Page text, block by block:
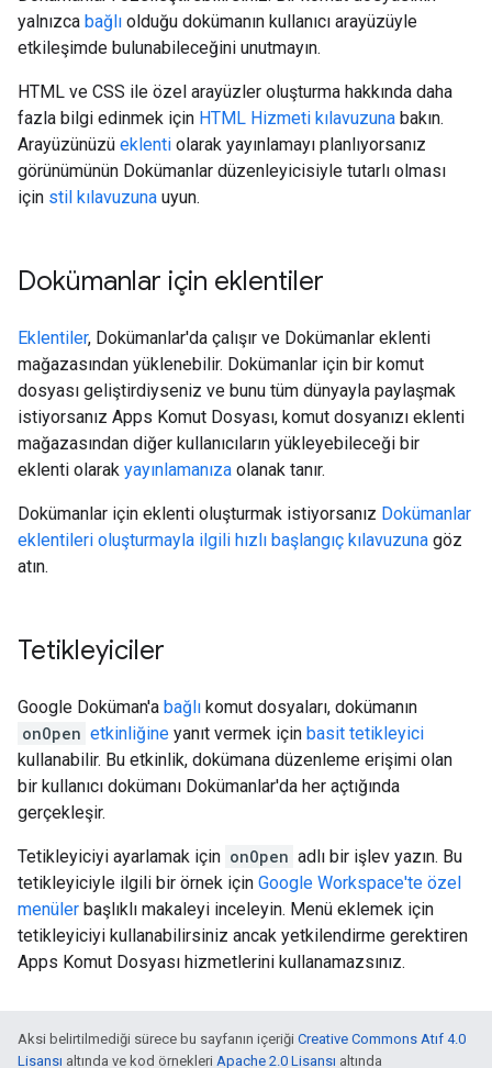
yalnızca bağlı olduğu dokümanın kullanıcı arayüzüyle
etkileşimde bulunabileceğini unutmayın.
HTML ve CSS ile özel arayüzler oluşturma hakkında daha
fazla bilgi edinmek için HTML Hizmeti kılavuzuna bakın.
Arayüzünüzü eklenti olarak yayınlamayı planlıyorsanız
görünümünün Dokümanlar düzenleyicisiyle tutarlı olması
için stil kılavuzuna uyun.
Dokümanlar için eklentiler
Eklentiler, Dokümanlar'da çalışır ve Dokümanlar eklenti
mağazasından yüklenebilir. Dokümanlar için bir komut
dosyası geliştirdiyseniz ve bunu tüm dünyayla paylaşmak
istiyorsanız Apps Komut Dosyası, komut dosyanızı eklenti
mağazasından diğer kullanıcıların yükleyebileceği bir
eklenti olarak yayınlamanıza olanak tanır.
Dokümanlar için eklenti oluşturmak istiyorsanız Dokümanlar
eklentileri oluşturmayla ilgili hızlı başlangıç kılavuzuna göz
atın.
Tetikleyiciler
Google Doküman'a bağlı komut dosyaları, dokümanın
onOpen etkinliğine yanıt vermek için basit tetikleyici
kullanabilir. Bu etkinlik, dokümana düzenleme erişimi olan
bir kullanıcı dokümanı Dokümanlar'da her açtığında
gerçekleşir.
Tetikleyiciyi ayarlamak için onOpen adlı bir işlev yazın. Bu
tetikleyiciyle ilgili bir örnek için Google Workspace'te özel
menüler başlıklı makaleyi inceleyin. Menü eklemek için
tetikleyiciyi kullanabilirsiniz ancak yetkilendirme gerektiren
Apps Komut Dosyası hizmetlerini kullanamazsınız.
Aksi belirtilmediği sürece bu sayfanın içeriği Creative Commons Atıf 4.0
Lisansı altında ve kod örnekleri Apache 2.0 Lisansı altında